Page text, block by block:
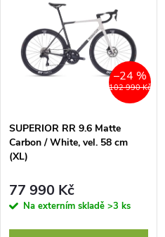
102 990 Kč
–24 %
SUPERIOR RR 9.6 Matte
Carbon / White, vel. 58 cm
(XL)
77 990 Kč
Na externím skladě >3 ks